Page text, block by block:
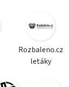
Rozbaleno.cz
letáky